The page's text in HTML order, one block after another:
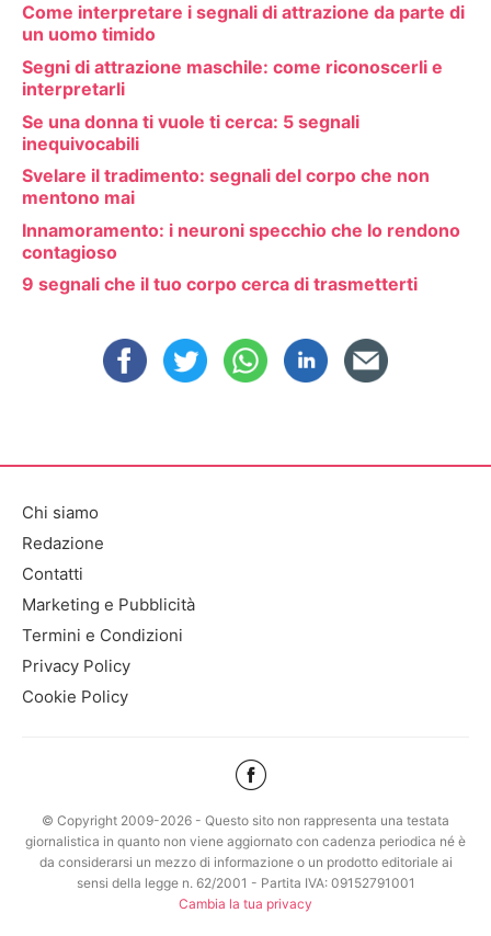
Come interpretare i segnali di attrazione da parte di
un uomo timido
Segni di attrazione maschile: come riconoscerli e
interpretarli
Se una donna ti vuole ti cerca: 5 segnali
inequivocabili
Svelare il tradimento: segnali del corpo che non
mentono mai
Innamoramento: i neuroni specchio che lo rendono
contagioso
9 segnali che il tuo corpo cerca di trasmetterti
Chi siamo
Redazione
Contatti
Marketing e Pubblicità
Termini e Condizioni
Privacy Policy
Cookie Policy
© Copyright 2009-2026 - Questo sito non rappresenta una testata
giornalistica in quanto non viene aggiornato con cadenza periodica né è
da considerarsi un mezzo di informazione o un prodotto editoriale ai
sensi della legge n. 62/2001 - Partita IVA: 09152791001
Cambia la tua privacy